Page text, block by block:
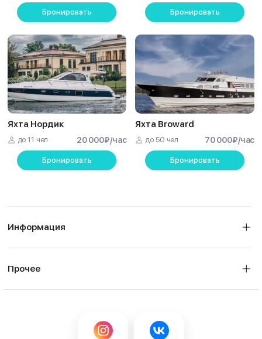
Бронировать Бронировать
Яхта Нордик
до 11 чел 20 000₽/час
Бронировать
Яхта Broward
до 50 чел 70 000₽/час
Бронировать
Информация
Прочее